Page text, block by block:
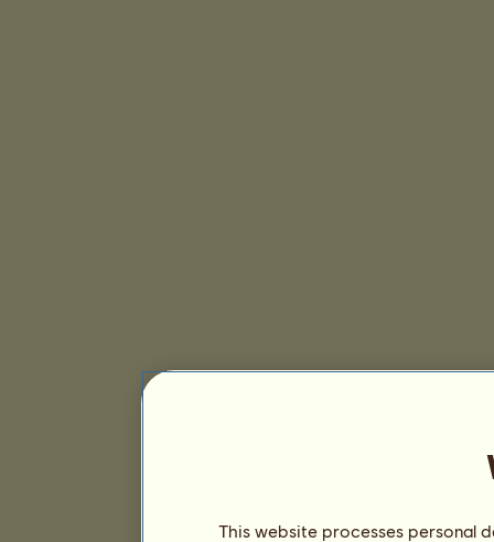
This website processes personal